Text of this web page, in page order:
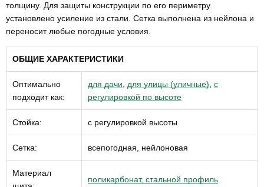
толщину. Для защиты конструкции по его периметру
установлено усиление из стали. Сетка выполнена из нейлона и
переносит любые погодные условия.
ОБЩИЕ ХАРАКТЕРИСТИКИ
Оптимально
подходит как:
для дачи для улицы (уличные) с
регулировкой по высоте
Стойка: с регулировкой высоты
Сетка: всепогодная, нейлоновая
Материал
поликарбонат, стальной профиль